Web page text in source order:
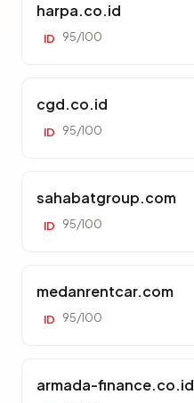
harpa.co.id
ID 95/100
cgd.co.id
ID 95/100
sahabatgroup.com
ID 95/100
medanrentcar.com
ID 95/100
armada-finance.co.id